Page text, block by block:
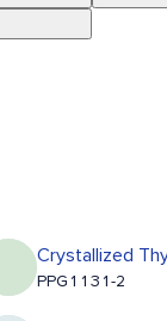
Crystallized
PPG1131-2